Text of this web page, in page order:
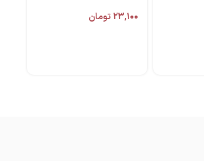
۲۳,۱۰۰تومان